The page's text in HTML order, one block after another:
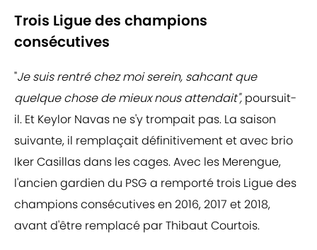
Trois Ligue des champions
consécutives
"Je suis rentré chez moi serein, sahcant que
quelque chose de mieux nous attendait", poursuit-
il. Et Keylor Navas ne s'y trompait pas. La saison
suivante, il remplaçait définitivement et avec brio
Iker Casillas dans les cages. Avec les Merengue,
l'ancien gardien du PSG a remporté trois Ligue des
champions consécutives en 2016, 2017 et 2018,
avant d'être remplacé par Thibaut Courtois.